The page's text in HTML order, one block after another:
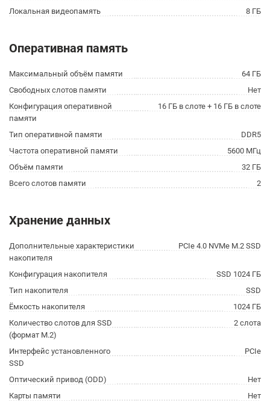
Локальная видеопамять
8 ГБ
Оперативная память
Максимальный объём памяти
64 ГБ
Свободных слотов памяти
Нет
Конфигурация оперативной
памяти
16 ГБ в слоте + 16 ГБ в слоте
Тип оперативной памяти
DDR5
Частота оперативной памяти
5600 МГц
Объём памяти
32 ГБ
Всего слотов памяти
2
Хранение данных
Дополнительные характеристики
накопителя
PCIe 4.0 NVMe M.2 SSD
Конфигурация накопителя
SSD 1024 ГБ
Тип накопителя
SSD
Ёмкость накопителя
1024 ГБ
Количество слотов для SSD
(формат M.2)
2 слота
Интерфейс установленного
SSD
PCIe
Оптический привод (ODD)
Нет
Карты памяти
Нет